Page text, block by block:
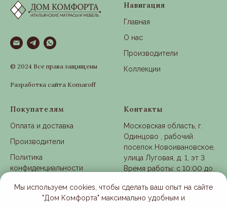
Мы используем cookies, чтобы сделать ваш опыт на сайте
"Дом Комфорта" максимально удобным и
© 2024 Все права защищены
Разработка сайта Komaroff
Навигация
Главная
О нас
Производители
Коллекции
Покупателям
Оплата и доставка
Производители
Политика
конфиденциальности
Согласие на обработку
Контакты
Московская область, г.
Одинцово , рабочий
поселок Новоивановское,
улица Луговая, д. 1, эт 3
Время работы: с 10:00 до
+7 (901) 363-25-28